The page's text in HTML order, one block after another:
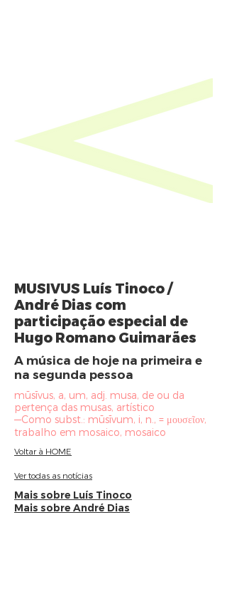
MUSIVUS Luís Tinoco /
André Dias com
participação especial de
Hugo Romano Guimarães
A música de hoje na primeira e
na segunda pessoa
mūsīvus, a, um, adj. musa, de ou da
pertença das musas, artístico
—Como subst.: mūsīvum, i, n., = μουσεῖον,
trabalho em mosaico, mosaico
Voltar à HOME
Ver todas as notícias
Mais sobre Luís Tinoco
Mais sobre André Dias